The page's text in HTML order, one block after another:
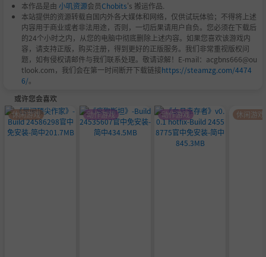
本作品是由 小叽资源会员Chobits's 搬运作品.
本站提供的资源转载自国内外各大媒体和网络，仅供试玩体验；不得将上述
内容用于商业或者非法用途，否则，一切后果请用户自负。您必须在下载后
的24个小时之内，从您的电脑中彻底删除上述内容。如果您喜欢该游戏内
容，请支持正版，购买注册，得到更好的正版服务。我们非常重视版权问
题，如有侵权请邮件与我们联系处理。敬请谅解！E-mail：acgbns666@ou
tlook.com，我们会在第一时间断开下载链接https://steamzg.com/4474
6/。
或许您会喜欢
休闲游戏 动作游戏 动作游戏 休闲游戏